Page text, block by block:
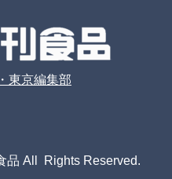
東京編集部
品 All Rights Reserved.